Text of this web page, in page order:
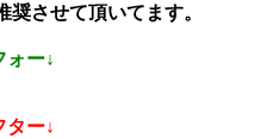
させて頂いてます。
ォー↓
ター↓